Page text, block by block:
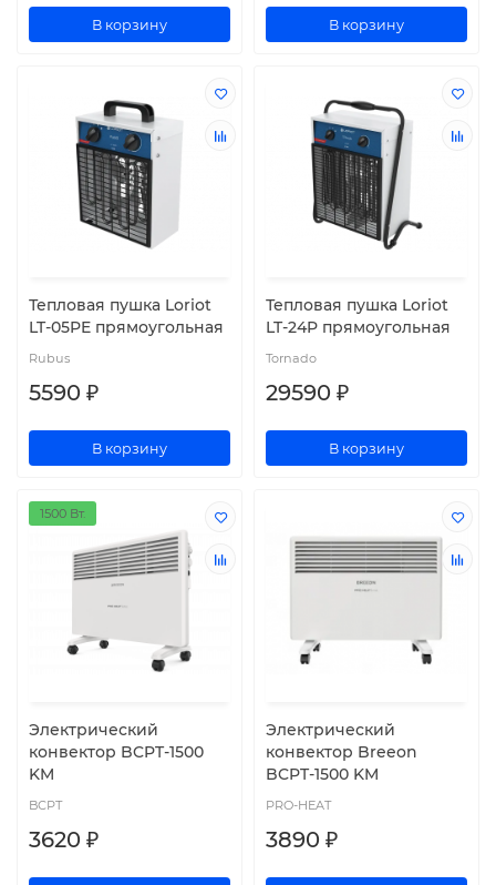
В корзину В корзину
Тепловая пушка Loriot
LT-05PE прямоугольная
Rubus
5590 ₽
В корзину
Тепловая пушка Loriot
LT-24P прямоугольная
Tornado
29590 ₽
В корзину
1500 Вт.
Электрический
конвектор BCPT-1500
KM
BCPT
3620 ₽
Электрический
конвектор Breeon
BCPT-1500 KM
PRO-HEAT
3890 ₽